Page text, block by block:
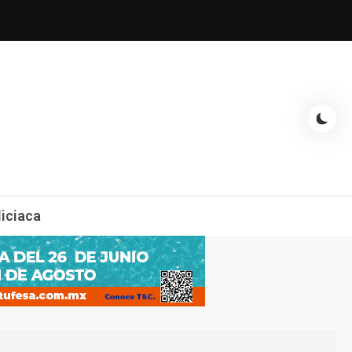
entrevistas con famosos, showbizz, podcast, chismes y